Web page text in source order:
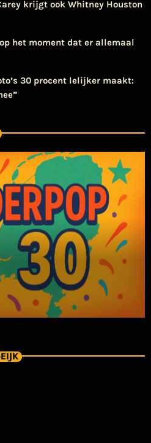
krijgt ook Whitney Houston
het moment dat er allemaal
30 procent lelijker maakt: